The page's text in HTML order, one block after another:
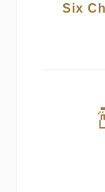
Six